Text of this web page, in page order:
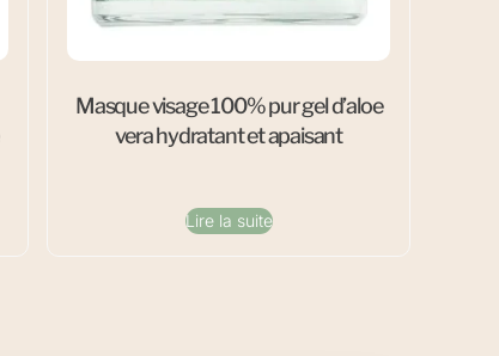
Masque visage 100% pur gel d’aloe
vera hydratant et apaisant
Lire la suite